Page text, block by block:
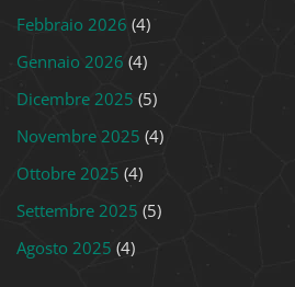
Febbraio 2026 (4)
Gennaio 2026 (4)
Dicembre 2025 (5)
Novembre 2025 (4)
Ottobre 2025 (4)
Settembre 2025 (5)
Agosto 2025 (4)